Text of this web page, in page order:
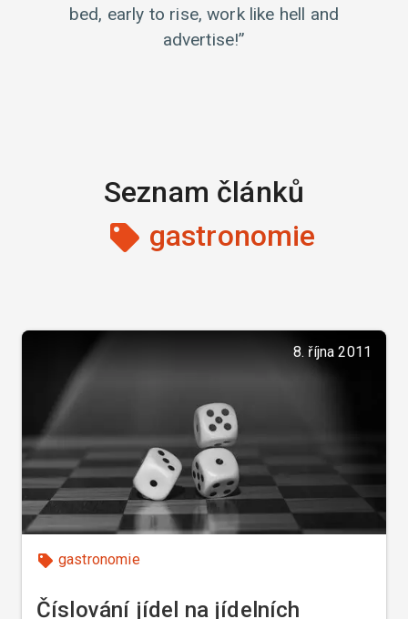
bed, early to rise, work like hell and
advertise!
Seznam článků
gastronomie
8. října 2011
gastronomie
Číslování jídel na jídelních